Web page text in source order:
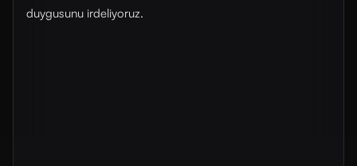
duygusunu irdeliyoruz.